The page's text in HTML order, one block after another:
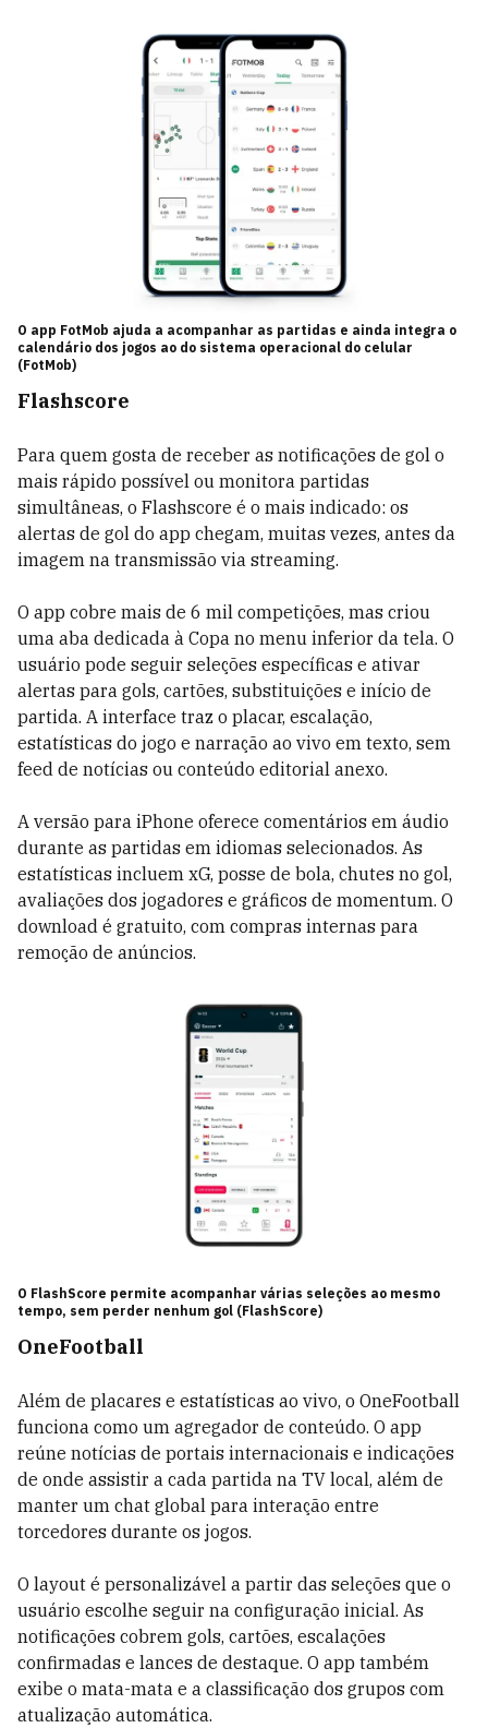
O app FotMob ajuda a acompanhar as partidas e ainda integra o
calendário dos jogos ao do sistema operacional do celular
(FotMob)
Flashscore
Para quem gosta de receber as notificações de gol o
mais rápido possível ou monitora partidas
simultâneas, o Flashscore é o mais indicado: os
alertas de gol do app chegam, muitas vezes, antes da
imagem na transmissão via streaming.
O app cobre mais de 6 mil competições, mas criou
uma aba dedicada à Copa no menu inferior da tela. O
usuário pode seguir seleções específicas e ativar
alertas para gols, cartões, substituições e início de
partida. A interface traz o placar, escalação,
estatísticas do jogo e narração ao vivo em texto, sem
feed de notícias ou conteúdo editorial anexo.
A versão para iPhone oferece comentários em áudio
durante as partidas em idiomas selecionados. As
estatísticas incluem xG, posse de bola, chutes no gol,
avaliações dos jogadores e gráficos de momentum. O
download é gratuito, com compras internas para
remoção de anúncios.
O FlashScore permite acompanhar várias seleções ao mesmo
tempo, sem perder nenhum gol (FlashScore)
OneFootball
Além de placares e estatísticas ao vivo, o OneFootball
funciona como um agregador de conteúdo. O app
reúne notícias de portais internacionais e indicações
de onde assistir a cada partida na TV local, além de
manter um chat global para interação entre
torcedores durante os jogos.
O layout é personalizável a partir das seleções que o
usuário escolhe seguir na configuração inicial. As
notificações cobrem gols, cartões, escalações
confirmadas e lances de destaque. O app também
exibe o mata-mata e a classificação dos grupos com
atualização automática.